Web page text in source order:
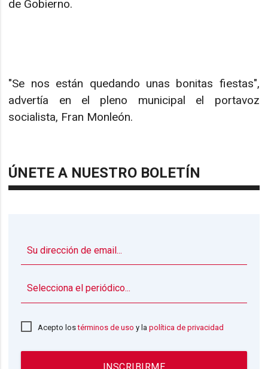
de Gobierno.
"Se nos están quedando unas bonitas fiestas",
advertía en el pleno municipal el portavoz
socialista, Fran Monleón.
ÚNETE A NUESTRO BOLETÍN
Acepto lostérminos de uso y lapolítica de privacidad
INSCRIBIRME